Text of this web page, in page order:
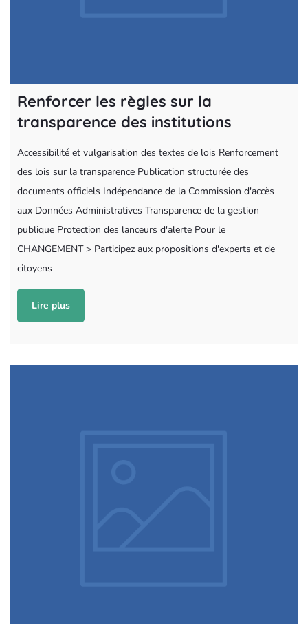
Renforcer les règles sur la
transparence des institutions
Accessibilité et vulgarisation des textes de lois Renforcement
des lois sur la transparence Publication structurée des
documents officiels Indépendance de la Commission d'accès
aux Données Administratives Transparence de la gestion
publique Protection des lanceurs d'alerte Pour le
CHANGEMENT > Participez aux propositions d'experts et de
citoyens
Lire plus